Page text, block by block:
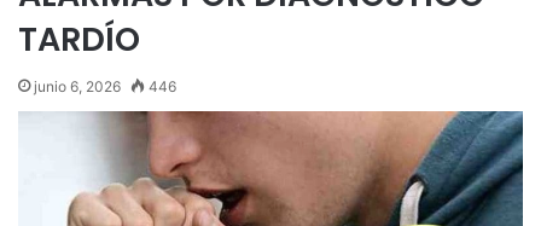
TARDÍO
junio 6, 2026 446